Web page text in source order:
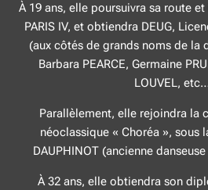
À 19 ans, elle poursuivra sa route
PARIS IV, et obtiendra DEUG,
(aux côtés de grands noms de la
Barbara PEARCE, Germaine
LOUVEL,
Parallèlement, elle rejoindra la
néoclassique « Choréa », sous
DAUPHINOT (ancienne
À 32 ans, elle obtiendra son